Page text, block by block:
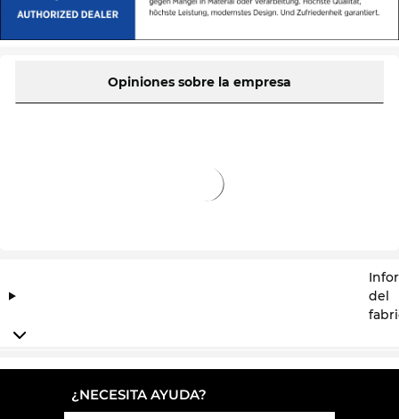
Opiniones sobre la empresa
del
¿NECESITA AYUDA?